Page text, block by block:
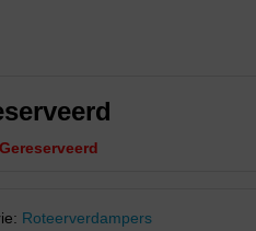
Gereserveerd
Roteerverdampers